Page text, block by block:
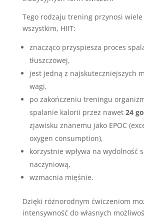
Tego rodzaju trening przynosi wiele
wszystkim, HIIT:
znacząco przyspiesza proces
tłuszczowej,
jest jedną z najskuteczniejszych
wagi,
po zakończeniu treningu
spalanie kalorii przez nawet 24
zjawisku znanemu jako EPOC
oxygen consumption),
korzystnie wpływa na wydolność
naczyniową,
wzmacnia mięśnie.
Dzięki różnorodnym ćwiczeniom
intensywność do własnych